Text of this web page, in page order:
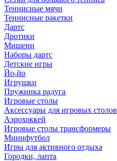
Теннисные мячи
Теннисные ракетки
Дартс
Дротики
Мишени
Наборы дартс
Детские игры
Йо-йо
Игрушки
Пружинка радуга
Игровые столы
Аксессуары для игровых столов
Аэрохоккей
Игровые столы трансформеры
Минифутбол
Игры для активного отдыха
Городки, лапта